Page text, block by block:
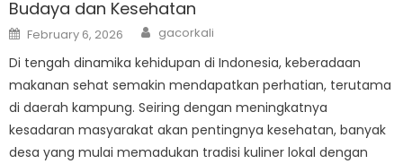
Budaya dan Kesehatan
Posted
on
February 6, 2026 Author
gacorkali
Di tengah dinamika kehidupan di Indonesia, keberadaan
makanan sehat semakin mendapatkan perhatian, terutama
di daerah kampung. Seiring dengan meningkatnya
kesadaran masyarakat akan pentingnya kesehatan, banyak
desa yang mulai memadukan tradisi kuliner lokal dengan